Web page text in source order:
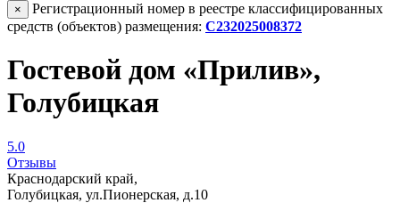
×
Регистрационный номер в реестре классифицированных
средств (объектов) размещения: С232025008372
Гостевой дом «Прилив»,
Голубицкая
5.0
Отзывы
Краснодарский край,
Голубицкая, ул.Пионерская, д.10